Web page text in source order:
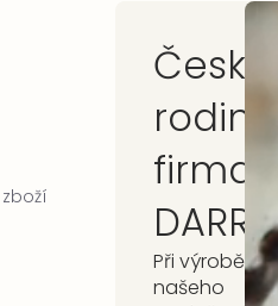
Česká
rodinná
firma
DARRÉ
Při výrobě
našeho